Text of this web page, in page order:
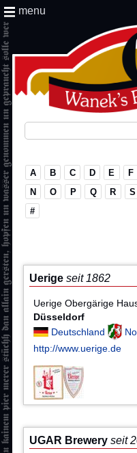
menu
A B C D E F
N
O P Q R S
#
Uerige seit 1862
Uerige Obergärige
Düsseldorf
Deutschland
http://www.uerige.de
UGAR Brewery seit